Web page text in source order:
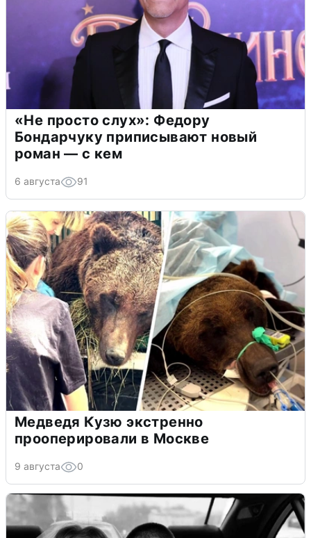
«Не просто слух»: Федору
Бондарчуку приписывают новый
роман — с кем
6 августа 91
Медведя Кузю экстренно
прооперировали в Москве
9 августа 0